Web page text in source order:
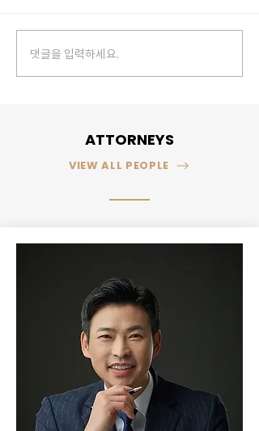
증인 출석 요구서를 받는
다면?
댓글을 입력하세요.
ATTORNEYS
VIEW ALL PEOPLE